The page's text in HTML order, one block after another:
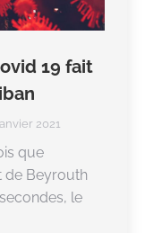
19 fait
2021
que
de Beyrouth
le